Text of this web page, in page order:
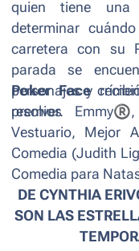
quien tiene una
determinar
carretera con su
parada se
personajes y
resolver.
Poker Face
premios Emmy®,
Vestuario, Mejor
Comedia (Judith
Comedia para
DE CYNTHIA
SON LAS